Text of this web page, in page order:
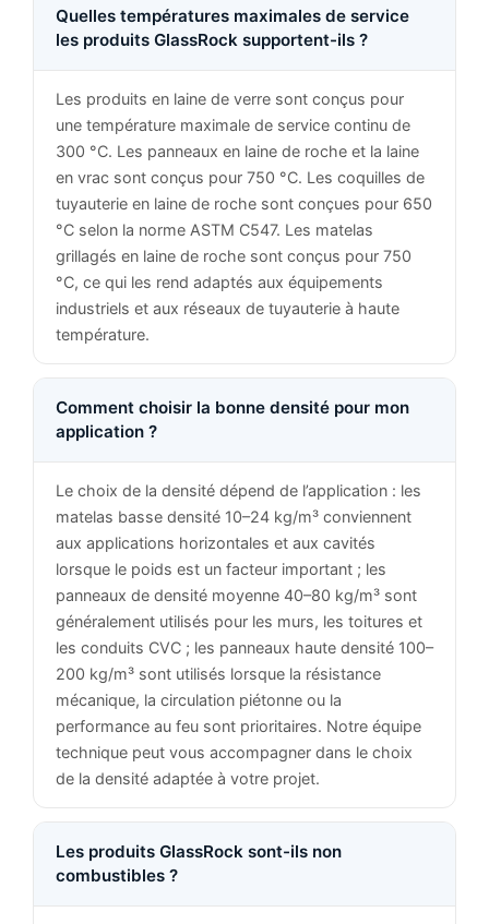
Quelles températures maximales de service
les produits GlassRock supportent-ils ?
Les produits en laine de verre sont conçus pour
une température maximale de service continu de
300 °C. Les panneaux en laine de roche et la laine
en vrac sont conçus pour 750 °C. Les coquilles de
tuyauterie en laine de roche sont conçues pour 650
°C selon la norme ASTM C547. Les matelas
grillagés en laine de roche sont conçus pour 750
°C, ce qui les rend adaptés aux équipements
industriels et aux réseaux de tuyauterie à haute
température.
Comment choisir la bonne densité pour mon
application ?
Le choix de la densité dépend de l’application : les
matelas basse densité 10–24 kg/m³ conviennent
aux applications horizontales et aux cavités
lorsque le poids est un facteur important ; les
panneaux de densité moyenne 40–80 kg/m³ sont
généralement utilisés pour les murs, les toitures et
les conduits CVC ; les panneaux haute densité 100–
200 kg/m³ sont utilisés lorsque la résistance
mécanique, la circulation piétonne ou la
performance au feu sont prioritaires. Notre équipe
technique peut vous accompagner dans le choix
de la densité adaptée à votre projet.
Les produits GlassRock sont-ils non
combustibles ?